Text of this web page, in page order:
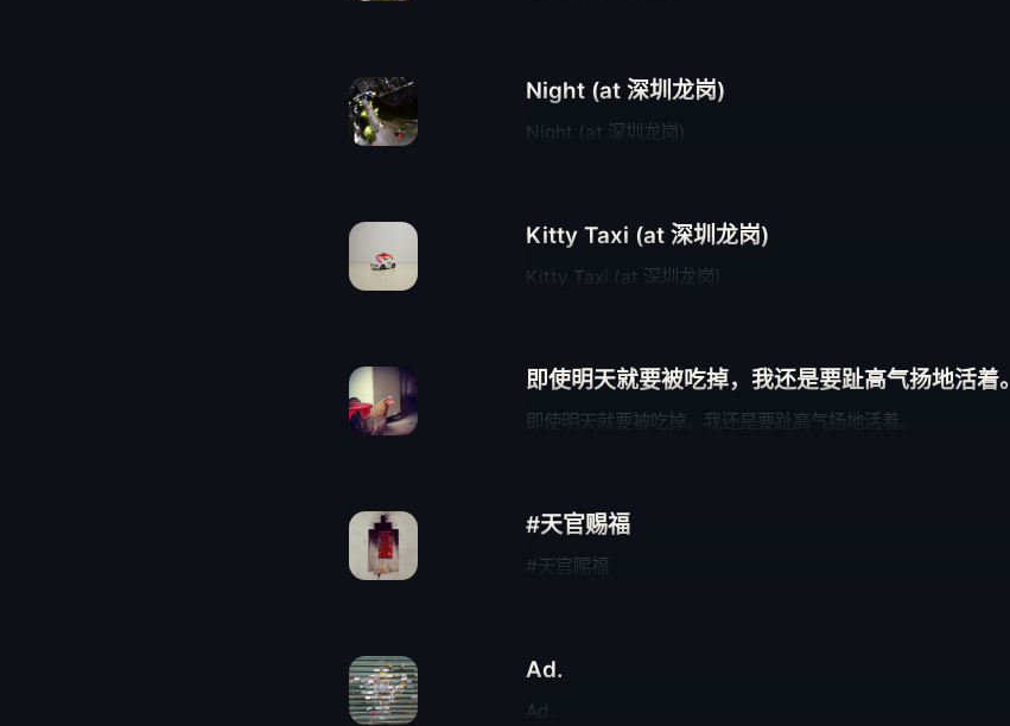
Night (at 深圳龙岗)
Night (at 深圳龙岗)
Kitty Taxi (at 深圳龙岗)
Kitty Taxi (at 深圳龙岗)
即使明天就要被吃掉，我还是要趾高气扬地活着。
即使明天就要被吃掉，我还是要趾高气扬地活着。
#天官赐福
#天官赐福
Ad.
Ad.